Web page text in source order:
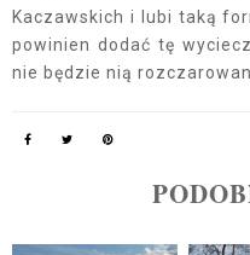
Kaczawskich i lubi taką
powinien dodać tę
nie będzie nią